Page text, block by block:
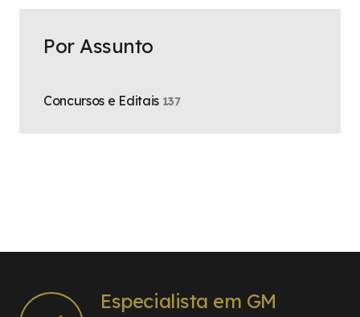
Por Assunto
Concursos e Editais 137
Especialista em GM